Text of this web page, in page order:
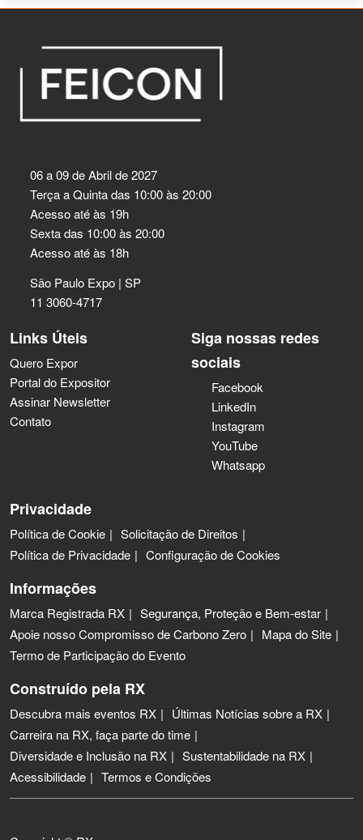
06 a 09 de Abril de 2027
Terça a Quinta das 10:00 às 20:00
Acesso até às 19h
Sexta das 10:00 às 20:00
Acesso até às 18h
São Paulo Expo | SP
11 3060-4717
Links Úteis
Quero Expor
Portal do Expositor
Assinar Newsletter
Contato
Siga nossas redes
sociais
Facebook
LinkedIn
Instagram
YouTube
Whatsapp
Privacidade
Política de Cookie
Solicitação de Direitos
Política de Privacidade
Configuração de Cookies
Informações
Marca Registrada RX
Segurança, Proteção e Bem-estar
Apoie nosso Compromisso de Carbono Zero
Mapa do Site
Termo de Participação do Evento
Construído pela RX
Descubra mais eventos RX
Últimas Notícias sobre a RX
Carreira na RX, faça parte do time
Diversidade e Inclusão na RX
Sustentabilidade na RX
Acessibilidade
Termos e Condições